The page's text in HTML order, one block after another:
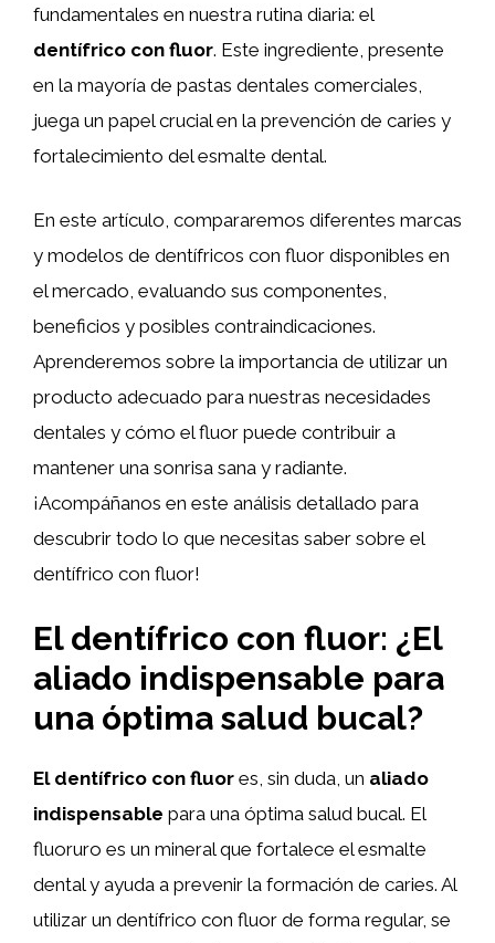
fundamentales en nuestra rutina diaria: el
dentífrico con fluor. Este ingrediente, presente
en la mayoría de pastas dentales comerciales,
juega un papel crucial en la prevención de caries y
fortalecimiento del esmalte dental.
En este artículo, compararemos diferentes marcas
y modelos de dentífricos con fluor disponibles en
el mercado, evaluando sus componentes,
beneficios y posibles contraindicaciones.
Aprenderemos sobre la importancia de utilizar un
producto adecuado para nuestras necesidades
dentales y cómo el fluor puede contribuir a
mantener una sonrisa sana y radiante.
¡Acompáñanos en este análisis detallado para
descubrir todo lo que necesitas saber sobre el
dentífrico con fluor!
El dentífrico con fluor: ¿El
aliado indispensable para
una óptima salud bucal?
El dentífrico con fluor es, sin duda, un aliado
indispensable para una óptima salud bucal. El
fluoruro es un mineral que fortalece el esmalte
dental y ayuda a prevenir la formación de caries. Al
utilizar un dentífrico con fluor de forma regular, se